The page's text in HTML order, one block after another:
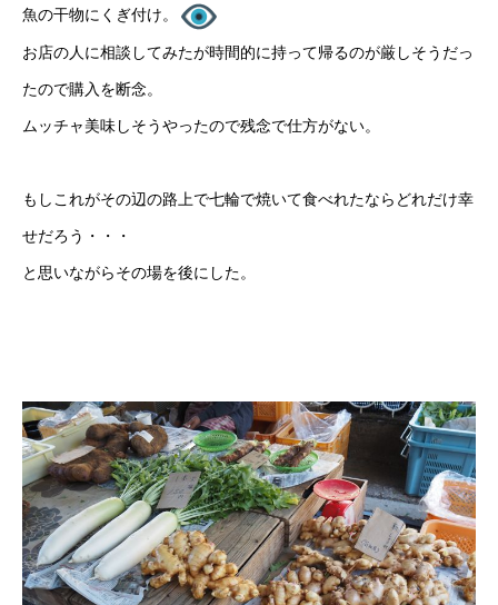
魚の干物にくぎ付け。
お店の人に相談してみたが時間的に持って帰るのが厳しそうだっ
たので購入を断念。
ムッチャ美味しそうやったので残念で仕方がない。
もしこれがその辺の路上で七輪で焼いて食べれたならどれだけ幸
せだろう・・・
と思いながらその場を後にした。